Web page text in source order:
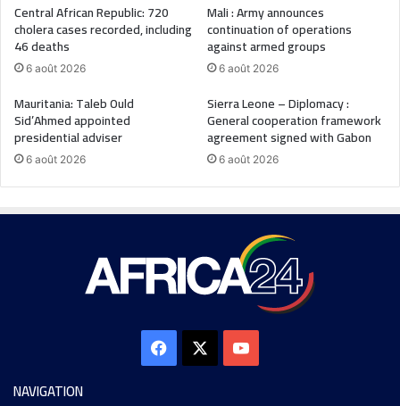
Central African Republic: 720
cholera cases recorded, including
46 deaths
6 août 2026
Mali : Army announces
continuation of operations
against armed groups
6 août 2026
Mauritania: Taleb Ould
Sid’Ahmed appointed
presidential adviser
6 août 2026
Sierra Leone – Diplomacy :
General cooperation framework
agreement signed with Gabon
6 août 2026
NAVIGATION